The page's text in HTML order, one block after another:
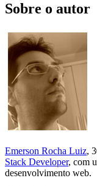
Sobre o autor
Emerson Rocha Luiz,
Stack Developer, com
desenvolvimento web.